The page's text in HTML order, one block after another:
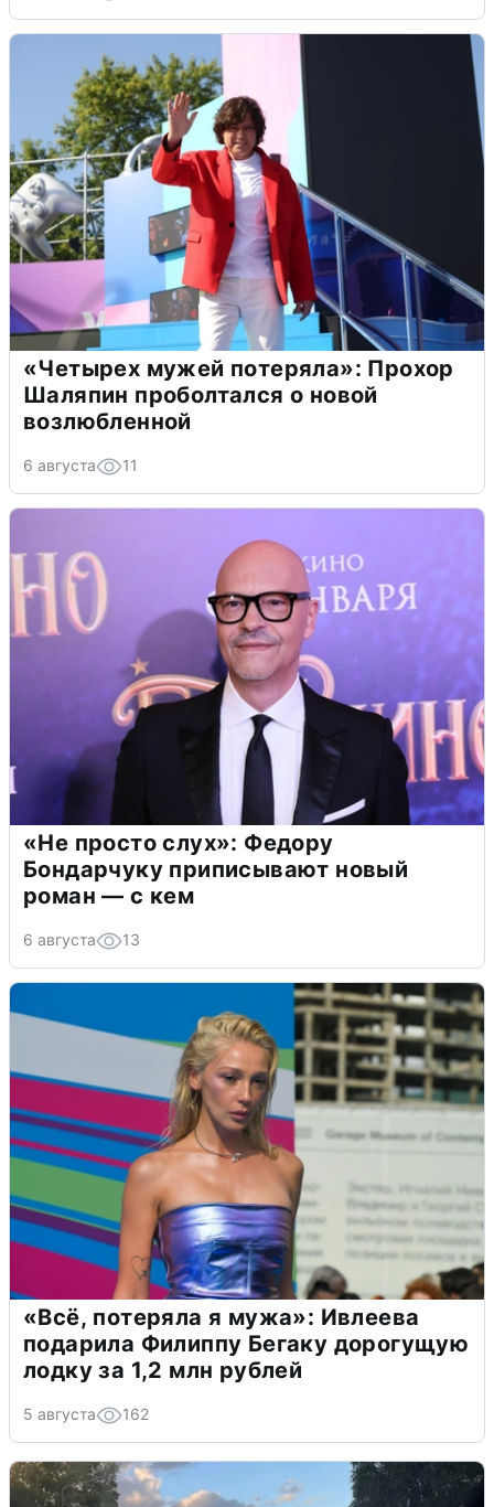
«Четырех мужей потеряла»: Прохор
Шаляпин проболтался о новой
возлюбленной
6 августа 11
«Не просто слух»: Федору
Бондарчуку приписывают новый
роман — с кем
6 августа 13
«Всё, потеряла я мужа»: Ивлеева
подарила Филиппу Бегаку дорогущую
лодку за 1,2 млн рублей
5 августа 162